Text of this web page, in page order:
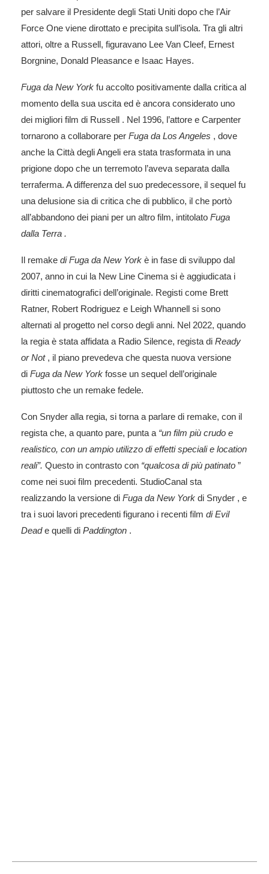
per salvare il Presidente degli Stati Uniti dopo che l’Air
Force One viene dirottato e precipita sull’isola. Tra gli altri
attori, oltre a Russell, figuravano Lee Van Cleef, Ernest
Borgnine, Donald Pleasance e Isaac Hayes.
Fuga da New York fu accolto positivamente dalla critica al
momento della sua uscita ed è ancora considerato uno
dei migliori film di Russell . Nel 1996, l’attore e Carpenter
tornarono a collaborare per Fuga da Los Angeles , dove
anche la Città degli Angeli era stata trasformata in una
prigione dopo che un terremoto l’aveva separata dalla
terraferma. A differenza del suo predecessore, il sequel fu
una delusione sia di critica che di pubblico, il che portò
all’abbandono dei piani per un altro film, intitolato Fuga
dalla Terra .
Il remake di Fuga da New York è in fase di sviluppo dal
2007, anno in cui la New Line Cinema si è aggiudicata i
diritti cinematografici dell’originale. Registi come Brett
Ratner, Robert Rodriguez e Leigh Whannell si sono
alternati al progetto nel corso degli anni. Nel 2022, quando
la regia è stata affidata a Radio Silence, regista di Ready
or Not, il piano prevedeva che questa nuova versione
di Fuga da New York fosse un sequel dell’originale
piuttosto che un remake fedele.
Con Snyder alla regia, si torna a parlare di remake, con il
regista che, a quanto pare, punta a “un film più crudo e
realistico, con un ampio utilizzo di effetti speciali e location
reali”. Questo in contrasto con “qualcosa di più patinato ”
come nei suoi film precedenti. StudioCanal sta
realizzando la versione di Fuga da New York di Snyder , e
tra i suoi lavori precedenti figurano i recenti film di Evil
Deade quelli di Paddington .